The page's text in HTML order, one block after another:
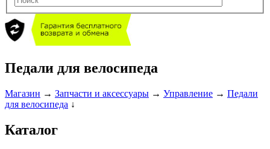
Педали для велосипеда
Магазин → Запчасти и аксессуары → Управление → Педали
для велосипеда ↓
Каталог